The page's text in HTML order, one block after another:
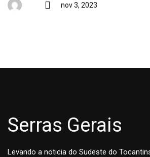
nov 3, 2023
Serras Gerais
Levando a noticia do Sudeste do